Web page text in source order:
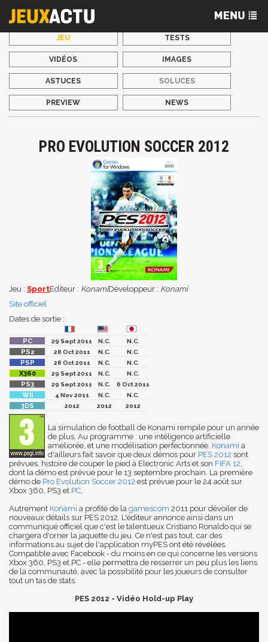
JEU TESTS
VIDÉOS IMAGES
ASTUCES SOLUCES
PREVIEW NEWS
PRO EVOLUTION SOCCER 2012
Jeu : SportEditeur : KonamiDéveloppeur : Konami
Site officiel
Dates de sortie :
29 Sept 2011 N.C.
N.C.
28 Oct 2011
N.C.
N.C.
28 Oct 2011
N.C.
N.C.
29 Sept 2011
N.C.
N.C.
29 Sept 2011
N.C.
6 Oct 2011
4 Nov 2011
N.C.
N.C.
2012
2012 2012
La simulation de football de Konami rempile pour un année
de plus. Au programme : une intéligence artificielle
améliorée, et une modélisation perfectionnée. Konami a
d'ailleurs fait savoir que deux démos pour PES 2012 sont
prévues, histoire de couper le pied à Electronic Arts et son FIFA 12,
dont la démo est prévue pour le 13 septembre prochain. La première
démo de Pro Evolution Soccer 2012 est prévue pour le 24 août sur
Xbox 360, PS3 et PC,
Autrement Konami a profité de la gamescom 2011 pour dévoiler de
nouveaux détails sur PES 2012. L'éditeur annonce ainsi dans un
communiqué officiel que c'est le talentueux Cristiano Ronaldo qui se
chargera d'orner la jaquette du jeu. Ce n'est pas tout, car des
informations au sujet de l'application myPES ont été révélées.
Compatible avec Facebook - du moins en ce qui concerne les versions
Xbox 360, PS3 et PC - elle permettra de resserrer un peu plus les liens
de la communauté, avec la possibilité pour les joueurs de consulter
tout un tas de stats.
PES 2012 - Vidéo Hold-up Play